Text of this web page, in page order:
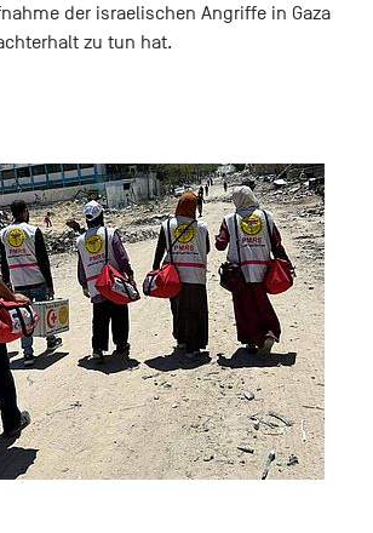
der israelischen Angriffe in Gaza
zu tun hat.